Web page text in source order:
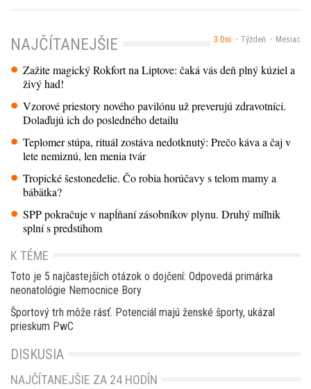
3 Dni Týždeň Mesiac
NAJČÍTANEJŠIE
Zažite magický Rokfort na Liptove: čaká vás deň plný kúziel a
živý had!
Vzorové priestory nového pavilónu už preverujú zdravotníci.
Dolaďujú ich do posledného detailu
Teplomer stúpa, rituál zostáva nedotknutý: Prečo káva a čaj v
lete nemiznú, len menia tvár
Tropické šestonedelie. Čo robia horúčavy s telom mamy a
bábätka?
SPP pokračuje v napĺňaní zásobníkov plynu. Druhý míľnik
splní s predstihom
K TÉME
Toto je 5 najčastejších otázok o dojčení: Odpovedá primárka
neonatológie Nemocnice Bory
Športový trh môže rásť. Potenciál majú ženské športy, ukázal
prieskum PwC
DISKUSIA
NAJČÍTANEJŠIE ZA 24 HODÍN